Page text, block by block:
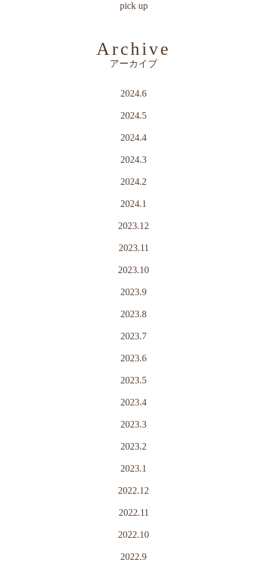
pick up
Archive
アーカイブ
2024.6
2024.5
2024.4
2024.3
2024.2
2024.1
2023.12
2023.11
2023.10
2023.9
2023.8
2023.7
2023.6
2023.5
2023.4
2023.3
2023.2
2023.1
2022.12
2022.11
2022.10
2022.9